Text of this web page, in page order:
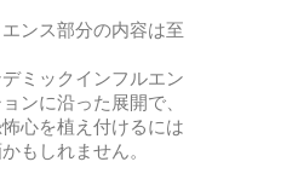
ンス部分の内容は至
ミックインフルエン
ンに沿った展開で、
心を植え付けるには
もしれません。